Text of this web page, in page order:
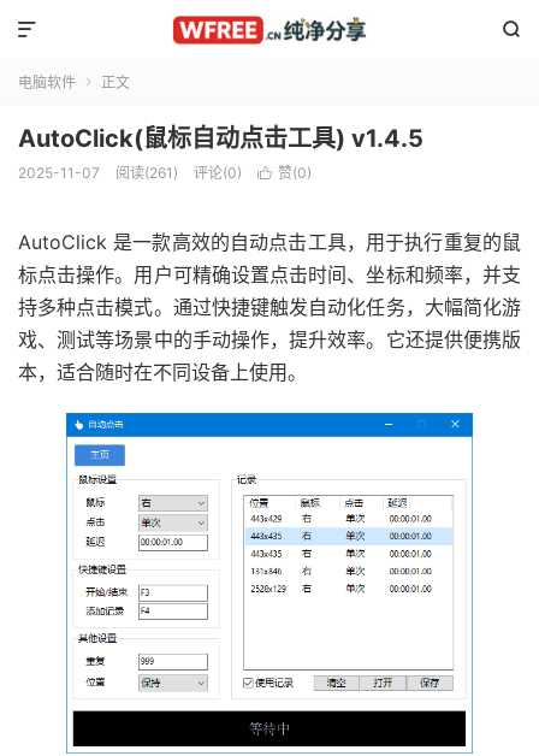


电脑软件  正文
AutoClick(鼠标自动点击工具) v1.4.5
2025-11-07 阅读(261) 评论(0)  赞(0)
AutoClick 是一款高效的自动点击工具，用于执行重复的鼠
标点击操作。用户可精确设置点击时间、坐标和频率，并支
持多种点击模式。通过快捷键触发自动化任务，大幅简化游
戏、测试等场景中的手动操作，提升效率。它还提供便携版
本，适合随时在不同设备上使用。